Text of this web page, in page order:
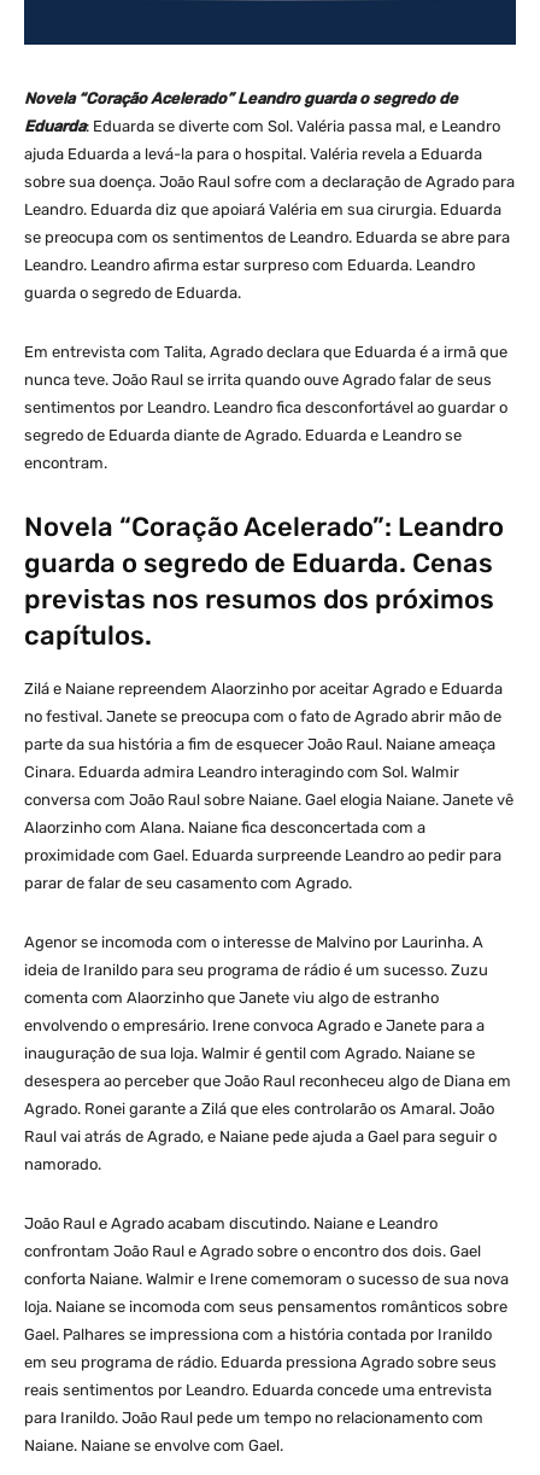
Novela “Coração Acelerado” Leandro guarda o segredo de
Eduarda: Eduarda se diverte com Sol. Valéria passa mal, e Leandro
ajuda Eduarda a levá-la para o hospital. Valéria revela a Eduarda
sobre sua doença. João Raul sofre com a declaração de Agrado para
Leandro. Eduarda diz que apoiará Valéria em sua cirurgia. Eduarda
se preocupa com os sentimentos de Leandro. Eduarda se abre para
Leandro. Leandro afirma estar surpreso com Eduarda. Leandro
guarda o segredo de Eduarda.
Em entrevista com Talita, Agrado declara que Eduarda é a irmã que
nunca teve. João Raul se irrita quando ouve Agrado falar de seus
sentimentos por Leandro. Leandro fica desconfortável ao guardar o
segredo de Eduarda diante de Agrado. Eduarda e Leandro se
encontram.
Novela “Coração Acelerado”: Leandro
guarda o segredo de Eduarda. Cenas
previstas nos resumos dos próximos
capítulos.
Zilá e Naiane repreendem Alaorzinho por aceitar Agrado e Eduarda
no festival. Janete se preocupa com o fato de Agrado abrir mão de
parte da sua história a fim de esquecer João Raul. Naiane ameaça
Cinara. Eduarda admira Leandro interagindo com Sol. Walmir
conversa com João Raul sobre Naiane. Gael elogia Naiane. Janete vê
Alaorzinho com Alana. Naiane fica desconcertada com a
proximidade com Gael. Eduarda surpreende Leandro ao pedir para
parar de falar de seu casamento com Agrado.
Agenor se incomoda com o interesse de Malvino por Laurinha. A
ideia de Iranildo para seu programa de rádio é um sucesso. Zuzu
comenta com Alaorzinho que Janete viu algo de estranho
envolvendo o empresário. Irene convoca Agrado e Janete para a
inauguração de sua loja. Walmir é gentil com Agrado. Naiane se
desespera ao perceber que João Raul reconheceu algo de Diana em
Agrado. Ronei garante a Zilá que eles controlarão os Amaral. João
Raul vai atrás de Agrado, e Naiane pede ajuda a Gael para seguir o
namorado.
João Raul e Agrado acabam discutindo. Naiane e Leandro
confrontam João Raul e Agrado sobre o encontro dos dois. Gael
conforta Naiane. Walmir e Irene comemoram o sucesso de sua nova
loja. Naiane se incomoda com seus pensamentos românticos sobre
Gael. Palhares se impressiona com a história contada por Iranildo
em seu programa de rádio. Eduarda pressiona Agrado sobre seus
reais sentimentos por Leandro. Eduarda concede uma entrevista
para Iranildo. João Raul pede um tempo no relacionamento com
Naiane. Naiane se envolve com Gael.